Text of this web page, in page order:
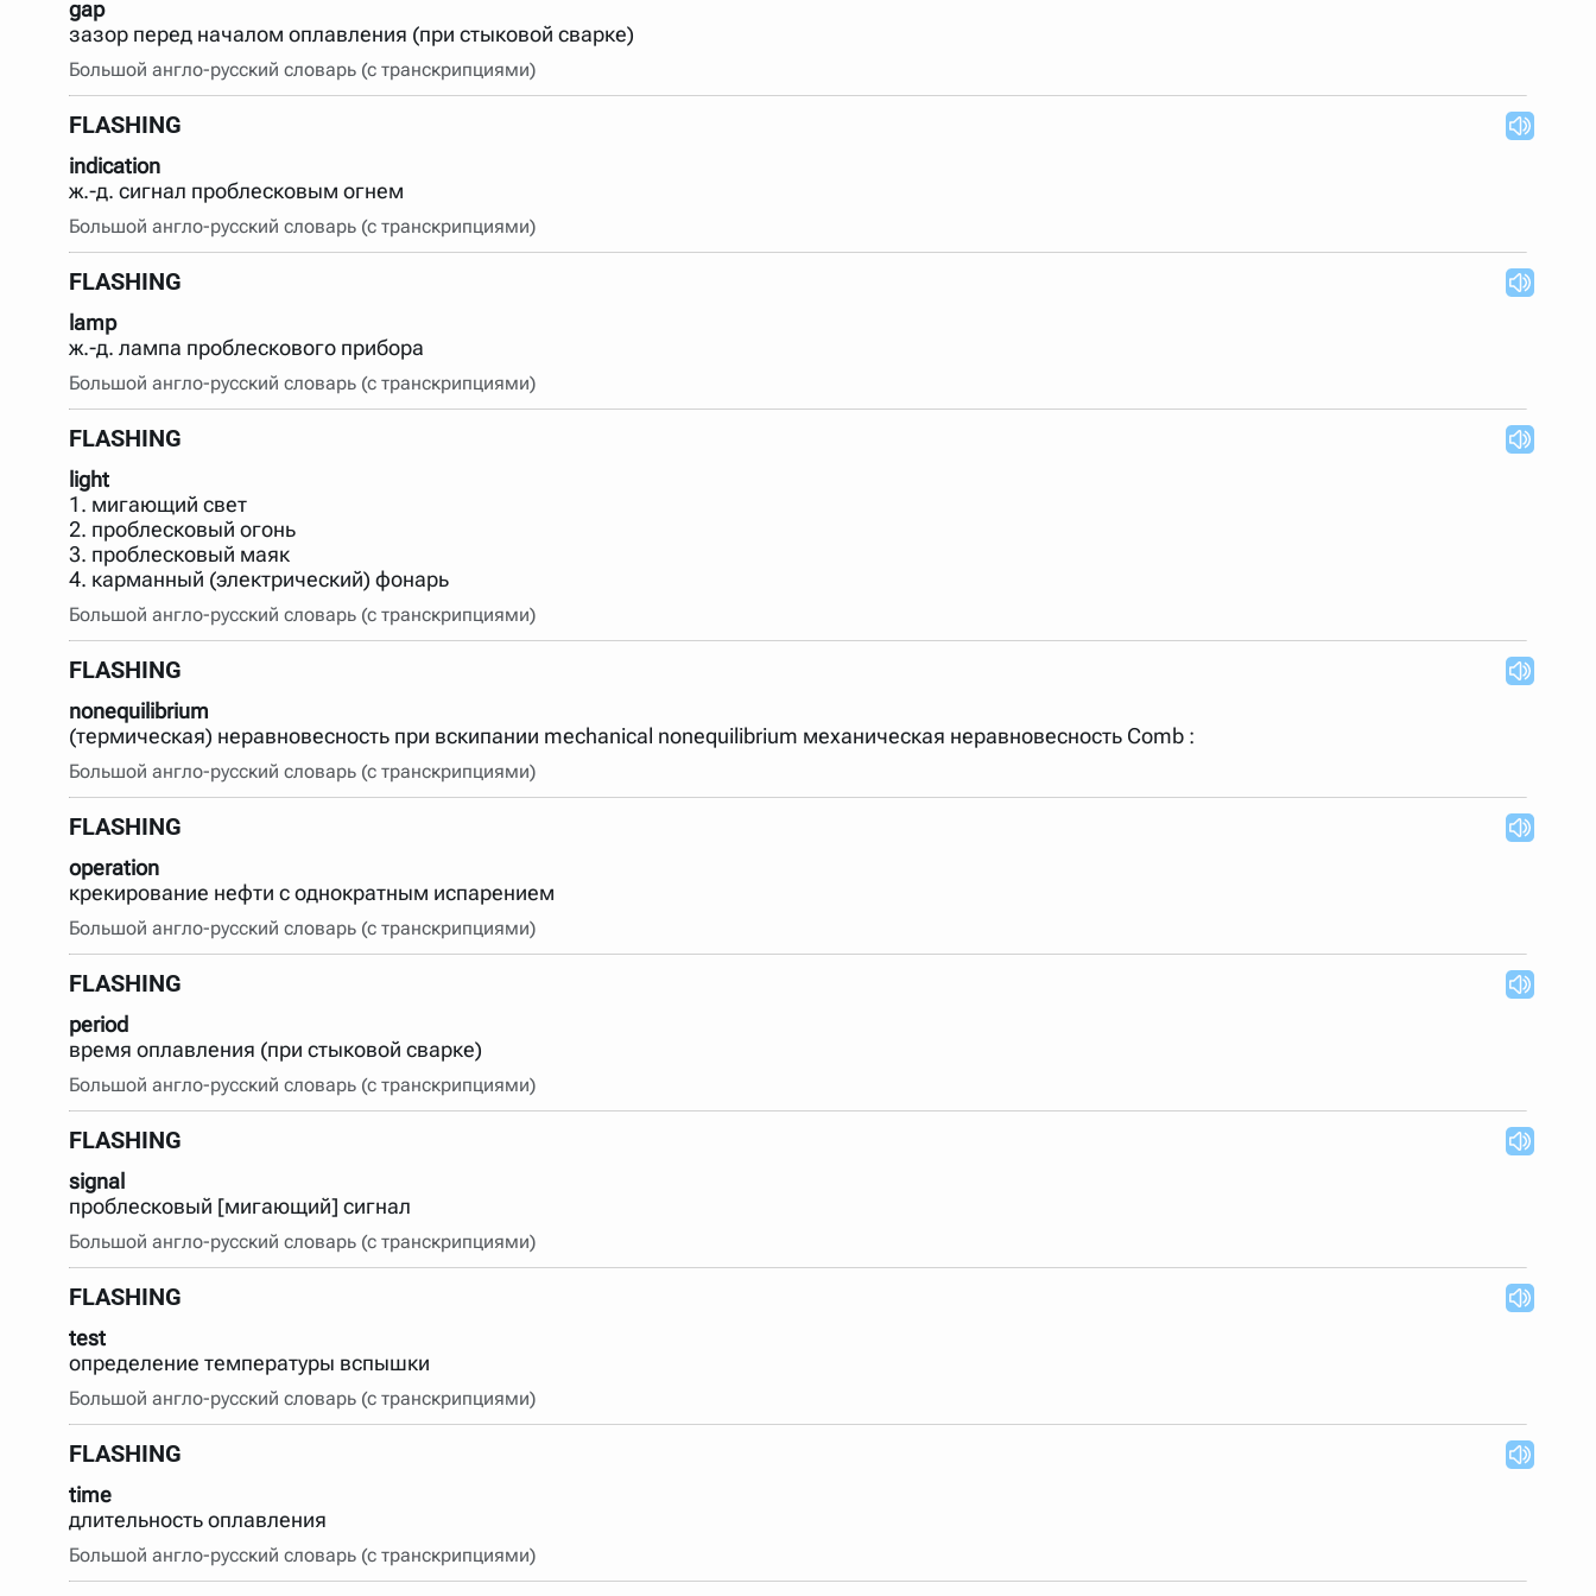
gap
зазор перед началом оплавления (при стыковой сварке)
Большой англо-русский словарь (с транскрипциями)
FLASHING
indication
ж.-д. сигнал проблесковым огнем
Большой англо-русский словарь (с транскрипциями)
FLASHING
lamp
ж.-д. лампа проблескового прибора
Большой англо-русский словарь (с транскрипциями)
FLASHING
light
1. мигающий свет
2. проблесковый огонь
3. проблесковый маяк
4. карманный (электрический) фонарь
Большой англо-русский словарь (с транскрипциями)
FLASHING
nonequilibrium
(термическая) неравновесность при вскипании mechanical nonequilibrium механическая неравновесность Comb :
Большой англо-русский словарь (с транскрипциями)
FLASHING
operation
крекирование нефти с однократным испарением
Большой англо-русский словарь (с транскрипциями)
FLASHING
period
время оплавления (при стыковой сварке)
Большой англо-русский словарь (с транскрипциями)
FLASHING
signal
проблесковый [мигающий] сигнал
Большой англо-русский словарь (с транскрипциями)
FLASHING
test
определение температуры вспышки
Большой англо-русский словарь (с транскрипциями)
FLASHING
time
длительность оплавления
Большой англо-русский словарь (с транскрипциями)